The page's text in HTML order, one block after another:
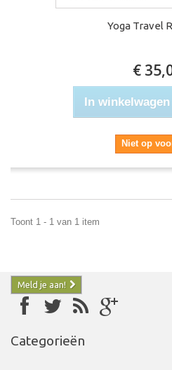
Yoga Travel
€
In winkelwagen
Niet op
Toont 1 - 1 van 1 item
Meld je aan!
Categorieën